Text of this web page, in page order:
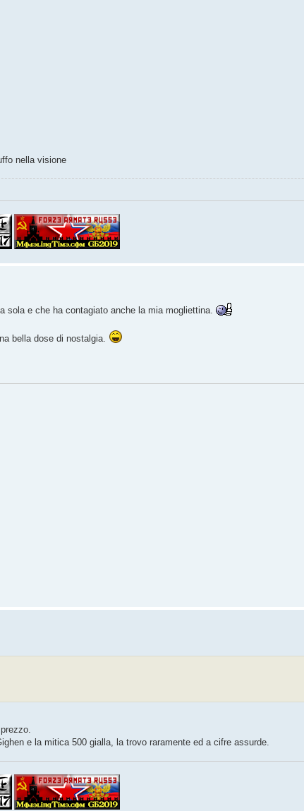
nella visione
sola e che ha contagiato anche la mia mogliettina.
bella dose di nostalgia.
e la mitica 500 gialla, la trovo raramente ed a cifre assurde.